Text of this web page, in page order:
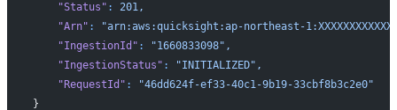
    "Status"
:
201,
    "Arn"
:
"arn:aws:quicksight:ap-northeast-
    "IngestionId"
:
"1660833098",
    "IngestionStatus"
:
"INITIALIZED",
    "RequestId"
:
"46dd624f-ef33-40c1-9b19-33cbf8b3c2e0"
}